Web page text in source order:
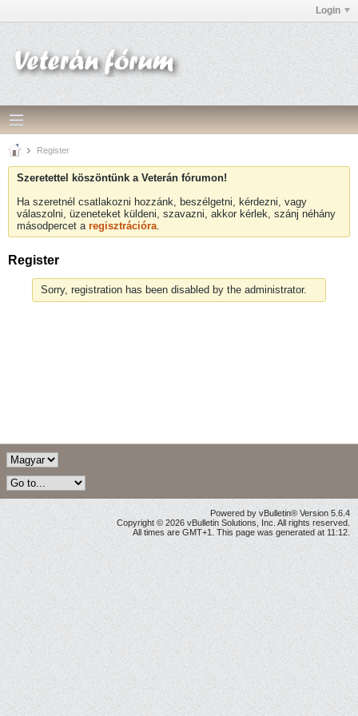
Login
Register
Szeretettel köszöntünk a Veterán fórumon!
Ha szeretnél csatlakozni hozzánk, beszélgetni, kérdezni, vagy
válaszolni, üzeneteket küldeni, szavazni, akkor kérlek, szánj néhány
másodpercet a regisztrációra.
Register
Sorry, registration has been disabled by the administrator.
Powered by vBulletin® Version 5.6.4
Copyright © 2026 vBulletin Solutions, Inc. All rights reserved.
All times are GMT+1. This page was generated at 11:12.